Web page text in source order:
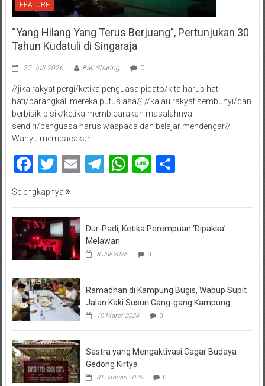
FEATURE
“Yang Hilang Yang Terus Berjuang”, Pertunjukan 30
Tahun Kudatuli di Singaraja
27 Juli 2026 Bali Sharing 0
//jika rakyat pergi/ketika penguasa pidato/kita harus hati-
hati/barangkali mereka putus asa// //kalau rakyat sembunyi/dan
berbisik-bisik/ketika membicarakan masalahnya
sendiri/penguasa harus waspada dan belajar mendengar//
Wahyu membacakan
Facebook
Twitter
EmailTelegram
WhatsApp
LineShare
Selengkapnya
Dur-Padi, Ketika Perempuan ‘Dipaksa’
Melawan
8 Juli 2026 0
Ramadhan di Kampung Bugis, Wabup Supit
Jalan Kaki Susuri Gang-gang Kampung
10 Maret 2026 0
Sastra yang Mengaktivasi Cagar Budaya
Gedong Kirtya
31 Januari 2026 0